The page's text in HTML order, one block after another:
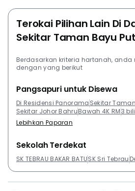
Terokai Pilihan Lain Di
Sekitar Taman Bayu
Berdasarkan kriteria hartanah, anda
dengan yang berikut
Pangsapuri untuk Disewa
Di Residensi Panorama Sekitar
Sekitar Johor BahruBawah 4K RM3
Lebihkan Paparan
Sekolah Terdekat
SK TEBRAU BAKAR BATUSK Sri Tebrau